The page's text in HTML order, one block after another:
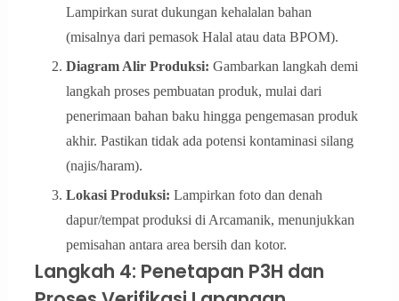
Lampirkan surat dukungan kehalalan bahan
(misalnya dari pemasok Halal atau data BPOM).
Diagram Alir Produksi: Gambarkan langkah demi
langkah proses pembuatan produk, mulai dari
penerimaan bahan baku hingga pengemasan produk
akhir. Pastikan tidak ada potensi kontaminasi silang
(najis/haram).
Lokasi Produksi: Lampirkan foto dan denah
dapur/tempat produksi di Arcamanik, menunjukkan
pemisahan antara area bersih dan kotor.
Langkah 4: Penetapan P3H dan